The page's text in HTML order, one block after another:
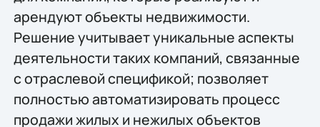
арендуют объекты недвижимости.
Решение учитывает уникальные аспекты
деятельности таких компаний, связанные
с отраслевой спецификой; позволяет
полностью автоматизировать процесс
продажи жилых и нежилых объектов